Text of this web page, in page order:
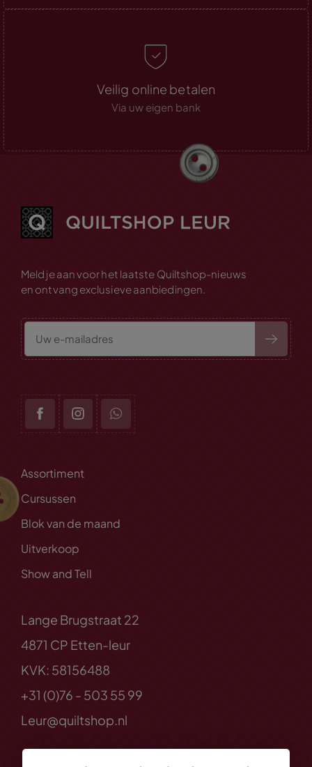
Veilig online betalen
Via uw eigen bank
Meld je aan voor het laatste Quiltshop-nieuws
en ontvang exclusieve aanbiedingen.
Assortiment
Cursussen
Blok van de maand
Uitverkoop
Show and Tell
Lange Brugstraat 22
4871 CP Etten-leur
KVK: 58156488
+31 (0)76 - 503 55 99
Leur@quiltshop.nl